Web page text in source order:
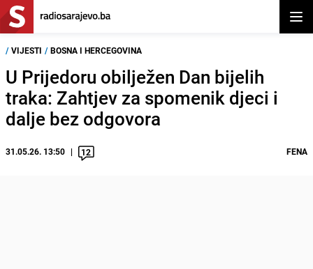
/ VIJESTI / BOSNA I HERCEGOVINA
U Prijedoru obilježen Dan bijelih
traka: Zahtjev za spomenik djeci i
dalje bez odgovora
31.05.26. 13:50 12 FENA